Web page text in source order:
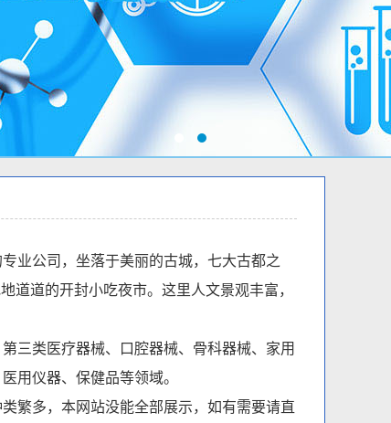
公司，坐落于美丽的古城，七大古都之
道道的开封小吃夜市。这里人文景观丰富，
类医疗器械、口腔器械、骨科器械、家用
用仪器、保健品等领域。
多，本网站没能全部展示，如有需要请直